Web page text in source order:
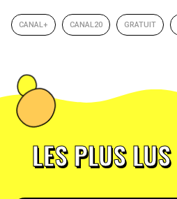
CANAL+ CANAL20 GRATUIT
LES PLUS LUS